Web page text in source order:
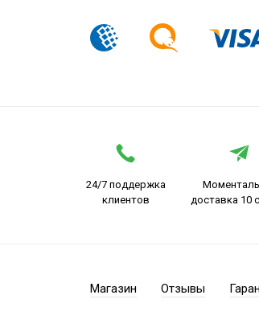
24/7 поддержка
клиентов
доставка 10
Магазин Отзывы